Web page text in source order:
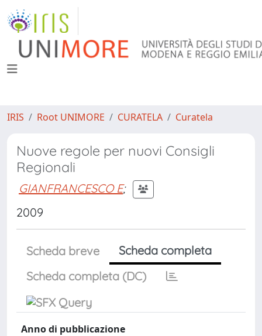
IRIS Root UNIMORE CURATELA Curatela
Nuove regole per nuovi Consigli
Regionali
GIANFRANCESCO E;
2009
Scheda breve
Scheda completa
Scheda completa (DC)
Anno di pubblicazione